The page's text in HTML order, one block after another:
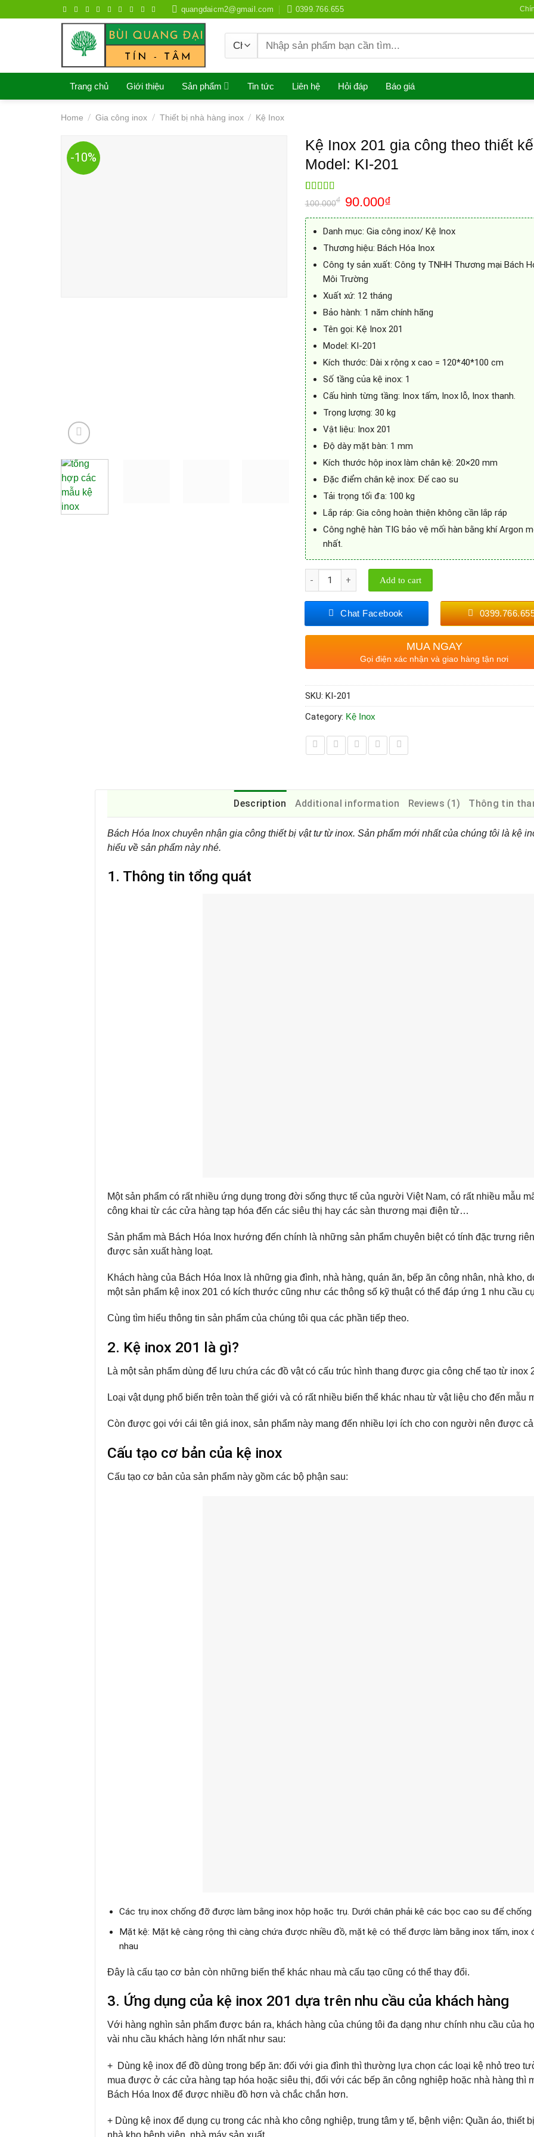
to
quangdaicm2@gmail.com 0399.766.655
Search
Trang chủ Giới thiệu Sản phẩm Tin tức Liên hệ Hỏi đáp Báo giá
Home / Gia công inox / Thiết bị nhà hàng inox / Kệ Inox
-10%
Kệ Inox 201 gia công theo thiết kế
Model: KI-201
Rated5.00
out of 5
based on
1
customer
rating
100.000₫ 90.000₫
Danh mục: Gia công inox/ Kệ Inox
Thương hiệu: Bách Hóa Inox
Công ty sản xuất: Công ty TNHH Thương mại Bách
Môi Trường
Xuất xứ: 12 tháng
Bảo hành: 1 năm chính hãng
Tên gọi: Kệ Inox 201
Model: KI-201
Kích thước: Dài x rộng x cao = 120*40*100 cm
Số tầng của kệ inox: 1
Cấu hình từng tầng: Inox tấm, Inox lỗ, Inox thanh.
Trọng lượng: 30 kg
Vật liệu: Inox 201
Độ dày mặt bàn: 1 mm
Kích thước hộp inox làm chân kệ: 20×20 mm
Đặc điểm chân kệ inox: Đế cao su
Tải trọng tối đa: 100 kg
Lắp ráp: Gia công hoàn thiện không cần lắp ráp
Công nghệ hàn TIG bảo vệ mối hàn bằng khí Argon
nhất.
Quantity Add to cart
Chat Facebook
MUA NGAY
Gọi điện xác nhận và giao hàng tận nơi
SKU: KI-201
Category: Kệ Inox
Description Additional information Reviews (1) Thông tin
Bách Hóa Inox chuyên nhận gia công thiết bị vật tư từ inox. Sản phẩm mới nhất của chúng tôi là kệ
hiểu về sản phẩm này nhé.
1. Thông tin tổng quát
Một sản phẩm có rất nhiều ứng dụng trong đời sống thực tế của người Việt Nam, có rất nhiều mẫu
công khai từ các cửa hàng tạp hóa đến các siêu thị hay các sàn thương mại điện tử…
Sản phẩm mà Bách Hóa Inox hướng đến chính là những sản phẩm chuyên biệt có tính đặc trưng
được sản xuất hàng loạt.
Khách hàng của Bách Hóa Inox là những gia đình, nhà hàng, quán ăn, bếp ăn công nhân, nhà
một sản phẩm kệ inox 201 có kích thước cũng như các thông số kỹ thuật có thể đáp ứng 1 nhu cầu
Cùng tìm hiểu thông tin sản phẩm của chúng tôi qua các phần tiếp theo.
2. Kệ inox 201 là gì?
Là một sản phẩm dùng để lưu chứa các đồ vật có cấu trúc hình thang được gia công chế tạo từ inox
Loại vật dụng phổ biến trên toàn thế giới và có rất nhiều biến thể khác nhau từ vật liệu cho đến mẫu
Còn được gọi với cái tên giá inox, sản phẩm này mang đến nhiều lợi ích cho con người nên được
Cấu tạo cơ bản của kệ inox
Cấu tạo cơ bản của sản phẩm này gồm các bộ phận sau:
Các trụ inox chống đỡ được làm bằng inox hộp hoặc trụ. Dưới chân phải kê các bọc cao su để
Mặt kệ: Mặt kệ càng rộng thì càng chứa được nhiều đồ, mặt kệ có thể được làm bằng inox tấm, inox
nhau
Đây là cấu tạo cơ bản còn những biến thể khác nhau mà cấu tạo cũng có thể thay đổi.
3. Ứng dụng của kệ inox 201 dựa trên nhu cầu của khách hàng
Với hàng nghìn sản phẩm được bán ra, khách hàng của chúng tôi đa dạng như chính nhu cầu của
vài nhu cầu khách hàng lớn nhất như sau:
+ Dùng kệ inox để đồ dùng trong bếp ăn: đối với gia đình thì thường lựa chọn các loại kệ nhỏ treo
mua được ở các cửa hàng tạp hóa hoặc siêu thị, đối với các bếp ăn công nghiệp hoặc nhà hàng thì
Bách Hóa Inox để được nhiều đồ hơn và chắc chắn hơn.
+ Dùng kệ inox để dụng cụ trong các nhà kho công nghiệp, trung tâm y tế, bệnh viện: Quần áo, thiết
nhà kho bệnh viện, nhà máy sản xuất…